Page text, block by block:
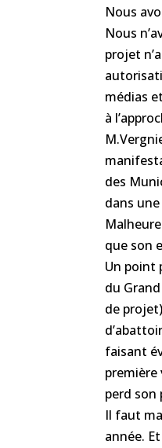
Nous
Nous
projet
médias
à
des
dans
que son
Un point
du
de
faisant
première
perd son
Il faut
année.